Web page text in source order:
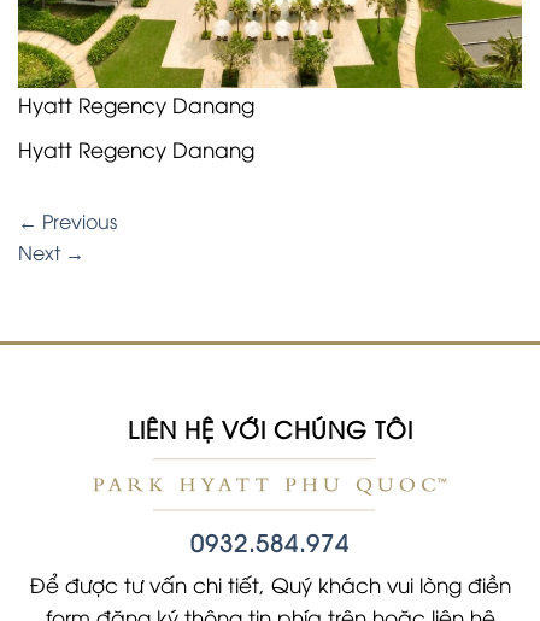
Hyatt Regency Danang
Hyatt Regency Danang
← Previous
Next →
LIÊN HỆ VỚI CHÚNG TÔI
0932.584.974
Để được tư vấn chi tiết, Quý khách vui lòng điền